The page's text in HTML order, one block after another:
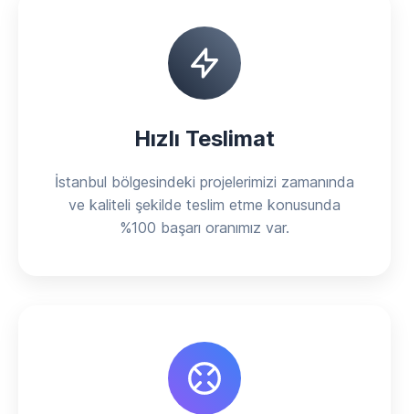
Hızlı Teslimat
İstanbul bölgesindeki projelerimizi zamanında
ve kaliteli şekilde teslim etme konusunda
%100 başarı oranımız var.